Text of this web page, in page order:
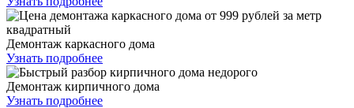
Демонтаж каркасного дома
Узнать подробнее
Демонтаж кирпичного дома
Узнать подробнее